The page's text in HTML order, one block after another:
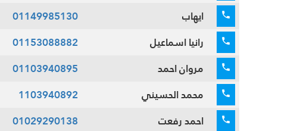
ايهاب
01149985130
رانيا اسماعيل
01153088882
مروان احمد
01103940895
محمد الحسيني
1103940892
احمد رفعت
01029290138